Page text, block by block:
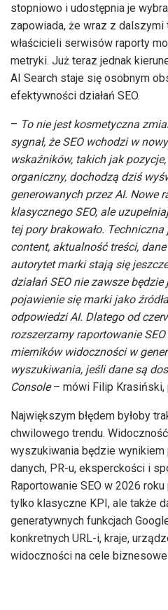
stopniowo i udostępnia je
zapowiada, że wraz z
właścicieli serwisów raporty
metryki. Już teraz jednak
AI Search staje się osobnym
efektywności działań SEO.
– To nie jest kosmetyczna
sygnał, że SEO wchodzi w
wskaźników, takich jak
organiczny, dochodzą dziś
generowanych przez AI. Nowe
klasycznego SEO, ale
tej pory brakowało.
content, aktualność treści,
autorytet marki stają się
działań SEO nie zawsze
pojawienie się marki jako
odpowiedzi AI. Dlatego od
rozszerzamy raportowanie
mierników widoczności w
wyszukiwania, jeśli dane są
Console– mówi Filip Krasiński,
Największym błędem byłoby
chwilowego trendu.
wyszukiwania będzie wynikiem
danych, PR-u, eksperckości i
Raportowanie SEO w 2026
tylko klasyczne KPI, ale także
generatywnych funkcjach
konkretnych URL-i, kraje,
widoczności na cele biznesowe